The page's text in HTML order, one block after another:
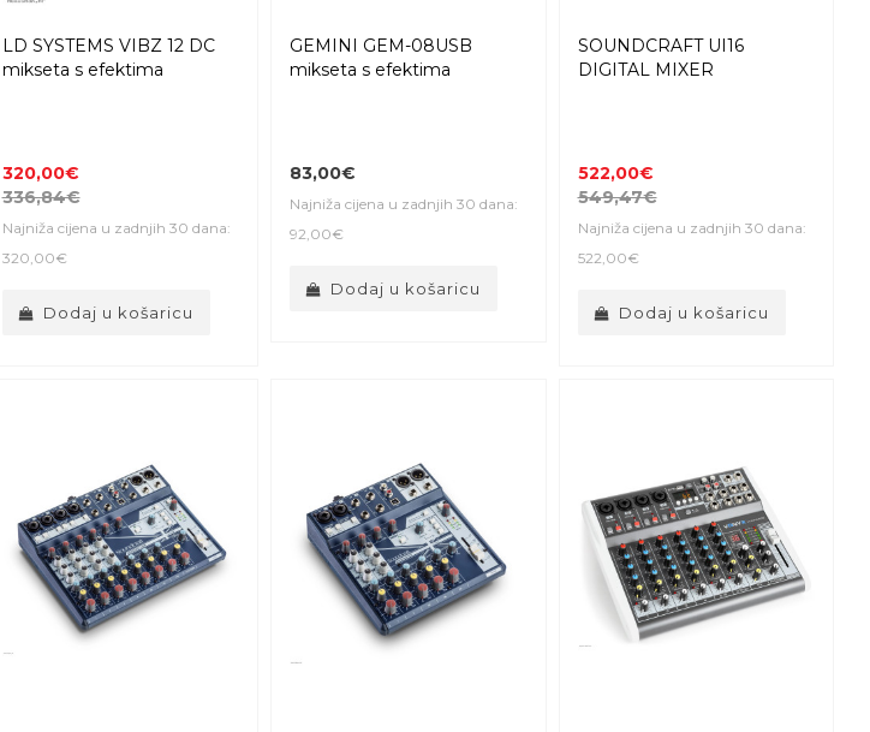
LD SYSTEMS VIBZ 12 DC
mikseta s efektima
320,00€
336,84€
Najniža cijena u zadnjih 30 dana:
320,00€
Dodaj u košaricu
GEMINI GEM-08USB
mikseta s efektima
83,00€
Najniža cijena u zadnjih 30 dana:
92,00€
Dodaj u košaricu
SOUNDCRAFT UI16
DIGITAL MIXER
522,00€
549,47€
Najniža cijena u zadnjih 30 dana:
522,00€
Dodaj u košaricu